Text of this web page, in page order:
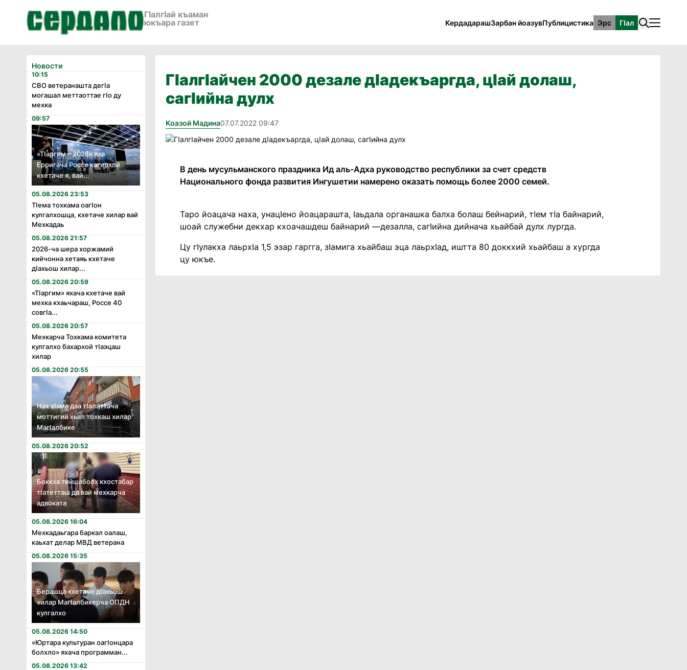
ГӀалгӀай къаман
юкъара газет
КердадарашЗарбан йоазувПублицистика Эрс ГӀал
Новости
10:15
СВО ветеранашта дегӏа
могашал меттаоттае гӏо ду
мехка
09:57
«Тӏаргим – 2026» яха
Ерригача Россе кагирхой
кхетаче я, вай...
05.08.2026 23:53
Тӏема тохкама оагӏон
кулгалхошца, кхетаче хилар вай
Мехкадаь
05.08.2026 21:57
2026-ча шера хоржамий
кийчонна хетаяь кхетаче
дӏахьош хилар...
05.08.2026 20:59
«Тӏаргим» яхача кхетаче вай
мехка кхаьчараш, Россе 40
совгӏа...
05.08.2026 20:57
Мехкарча Тохкама комитета
кулгалхо бахархой тӏаэцаш
хилар
05.08.2026 20:55
Нах хӏама даа тӏалаттача
моттигий хьал тохкаш хилар
Магӏалбике
05.08.2026 20:52
Боккха тийшаболх кхостабар
тӏатетташ да вай мехкарча
адвоката
05.08.2026 16:04
Мехкадаьгара баркал оалаш,
каьхат делар МВД ветерана
05.08.2026 15:35
Берашца кхетаче дӏахьош
хилар Магӏалбикерча ОПДН
кулгалхо
05.08.2026 14:50
«Юртара культуран оагӏонцара
болхло» яхача программан...
05.08.2026 13:42
ГIалгIайчен 2000 дезале дIадекъаргда, цIай долаш,
сагIийна дулх
Коазой Мадина07.07.2022 09:47
В день мусульманского праздника Ид аль-Адха руководство республики за счет средств
Национального фонда развития Ингушетии намерено оказать помощь более 2000 семей.
Таро йоацача наха, унацIено йоацарашта, Iаьдала органашка балха болаш бейнарий, тIем тIа байнарий,
шоай служебни декхар кхоачашдеш байнарий —дезалла, сагIийна дийнача хьайбай дулх лургда.
Цу гIулакха лаьрхIа 1,5 эзар гаргга, зIамига хьайбаш эца лаьрхIад, иштта 80 доккхий хьайбаш а хургда
цу юкъе.